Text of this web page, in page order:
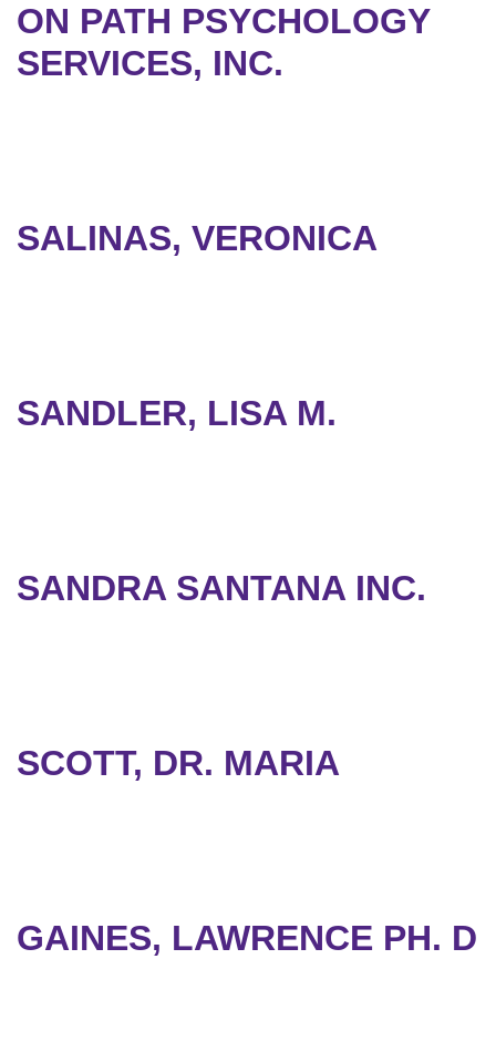
ON PATH PSYCHOLOGY
SERVICES, INC.
SALINAS, VERONICA
SANDLER, LISA M.
SANDRA SANTANA INC.
SCOTT, DR. MARIA
GAINES, LAWRENCE PH. D